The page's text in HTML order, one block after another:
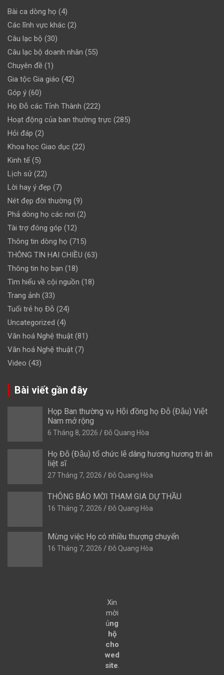
Bài ca dòng họ (4)
Các lĩnh vực khác (2)
Câu lạc bộ (30)
Câu lạc bộ doanh nhân (55)
Chuyên đề (1)
Gia tộc Gia giáo (42)
Góp ý (60)
Họ Đỗ các Tỉnh Thành (222)
Hoạt động của ban thường trực (285)
Hỏi đáp (2)
Khoa học Giao dục (22)
Kinh tế(5)
Lịch sử(22)
Lời hay ý đẹp (7)
Nét đẹp đời thường (9)
Phả dòng họ các nơi (2)
Tài trợ đóng góp (12)
Thông tin dòng họ (715)
THÔNG TIN HAI CHIỀU (63)
Thông tin họ bạn (18)
Tìm hiểu về cội nguồn (18)
Trang ảnh (33)
Tuổi trẻ họ Đỗ (24)
Uncategorized (4)
Văn hoá Nghệ thuật (81)
Văn hoá Nghệ thuật (7)
Video (43)
Bài viết gần đây
Họp Ban thường vụ Hội đồng họ Đỗ (Đậu) Việt
Nam mở rộng
6 Tháng 8, 2026 Đỗ Quang Hòa
Họ Đỗ (Đậu) tổ chức lễ dâng hương hương tri ân
liệt sĩ
27 Tháng 7, 2026 Đỗ Quang Hòa
THÔNG BÁO MỜI THAM GIA DỰ THẦU
16 Tháng 7, 2026 Đỗ Quang Hòa
Mừng việc Họ có nhiều thượng chuyển
16 Tháng 7, 2026 Đỗ Quang Hòa
Xin
mời
ủng
hộ
cho
wed
site.